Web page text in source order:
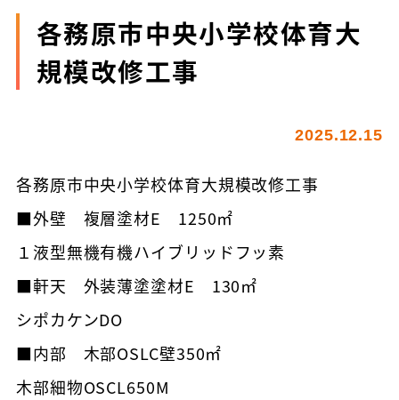
各務原市中央小学校体育大
規模改修工事
2025.12.15
各務原市中央小学校体育大規模改修工事
■外壁 複層塗材E 1250㎡
１液型無機有機ハイブリッドフッ素
■軒天 外装薄塗塗材E 130㎡
シポカケンDO
■内部 木部OSLC壁350㎡
木部細物OSCL650M